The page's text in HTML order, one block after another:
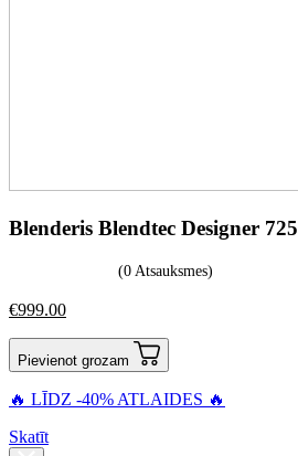
Blenderis Blendtec Designer 725
(0 Atsauksmes)
€999.00
Pievienot grozam
🔥 LĪDZ -40% ATLAIDES 🔥
Skatīt